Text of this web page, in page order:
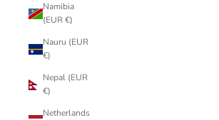
Namibia
(EUR €)
Nauru (EUR
€)
Nepal (EUR
€)
Netherlands